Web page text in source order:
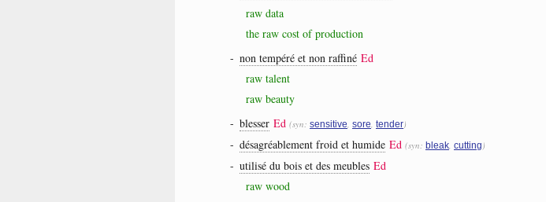
raw data
the raw cost of production
- non tempéré et non raffiné Ed
raw talent
raw beauty
- blesser Ed (syn: sensitive, sore, tender)
- désagréablement froid et humide Ed (syn: bleak, cutting)
- utilisé du bois et des meubles Ed
raw wood